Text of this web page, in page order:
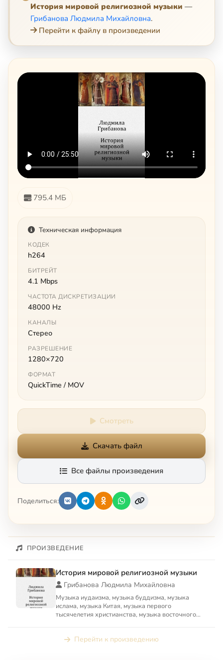
История мировой религиозной музыки —
Грибанова Людмила Михайловна.
Перейти к файлу в произведении
795.4 МБ
Техническая информация
КОДЕК
h264
БИТРЕЙТ
4.1 Mbps
ЧАСТОТА ДИСКРЕТИЗАЦИИ
48000 Hz
КАНАЛЫ
Стерео
РАЗРЕШЕНИЕ
1280×720
ФОРМАТ
QuickTime / MOV
Смотреть
Скачать файл
Все файлы произведения
Поделиться:
ПРОИЗВЕДЕНИЕ
История мировой религиозной музыки
Грибанова Людмила Михайловна
Музыка иудаизма, музыка буддизма, музыка
ислама, музыка Китая, музыка первого
тысячелетия христианства, музыка восточного
Перейти к произведению